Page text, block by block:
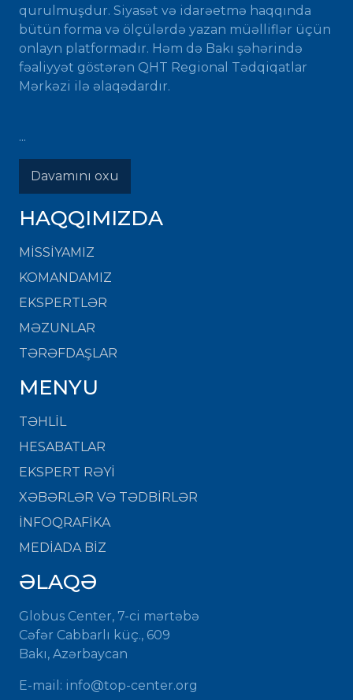
qurulmuşdur. Siyasət və idarəetmə haqqında
bütün forma və ölçülərdə yazan müəlliflər üçün
onlayn platformadır. Həm də Bakı şəhərində
fəaliyyət göstərən QHT Regional Tədqiqatlar
Mərkəzi ilə əlaqədardır.
...
Davamını oxu
HAQQIMIZDA
MISSIYAMIZ
KOMANDAMIZ
EKSPERTLƏR
MƏZUNLAR
TƏRƏFDAŞLAR
MENYU
TƏHLİL
HESABATLAR
EKSPERT RƏYİ
XƏBƏRLƏR VƏ TƏDBİRLƏR
İNFOQRAFİKA
MEDİADA BİZ
ƏLAQƏ
Globus Center, 7-ci mərtəbə
Cəfər Cabbarlı küç., 609
Bakı, Azərbaycan
E-mail: info@top-center.org